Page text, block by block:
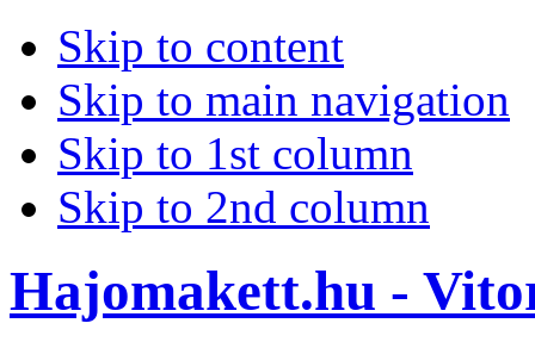
Skip to content
Skip to main navigation
Skip to 1st column
Skip to 2nd column
Hajomakett.hu -